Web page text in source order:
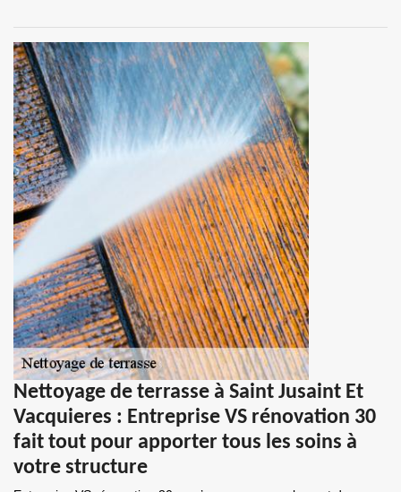
Nettoyage de terrasse à Saint Jusaint Et
Vacquieres : Entreprise VS rénovation 30
fait tout pour apporter tous les soins à
votre structure